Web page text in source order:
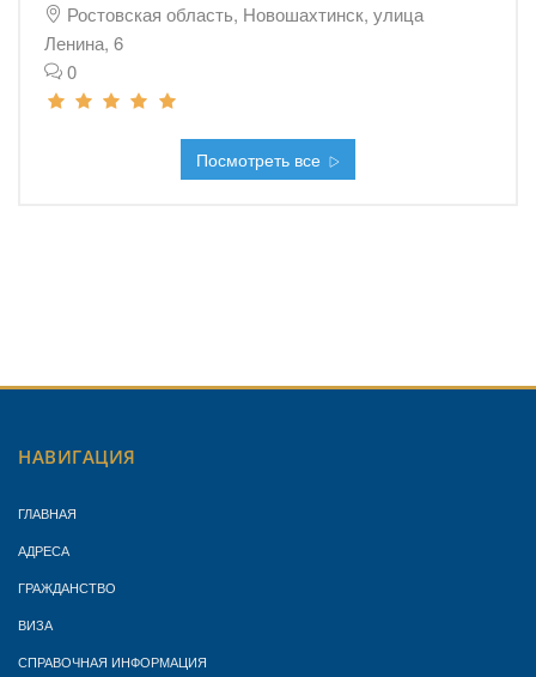
Ростовская область, Новошахтинск, улица
Ленина, 6
0
Посмотреть все
НАВИГАЦИЯ
ГЛАВНАЯ
АДРЕСА
ГРАЖДАНСТВО
ВИЗА
СПРАВОЧНАЯ ИНФОРМАЦИЯ